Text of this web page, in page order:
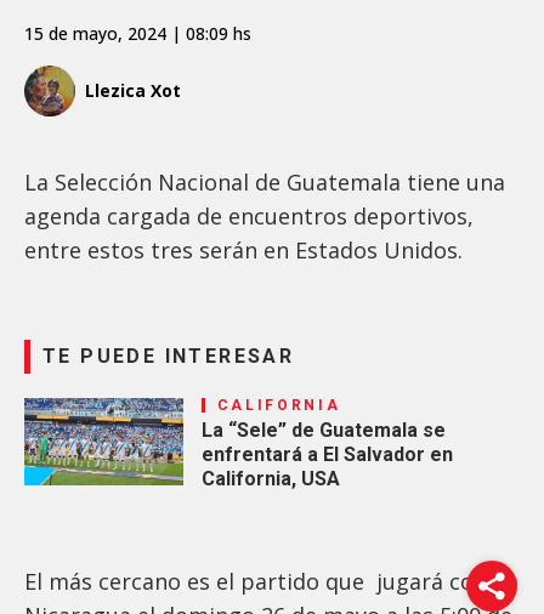
Llezica Xot
15 de mayo, 2024 | 08:09 hs
La Selección Nacional de Guatemala tiene una
agenda cargada de encuentros deportivos,
entre estos tres serán en Estados Unidos.
TE PUEDE INTERESAR
CALIFORNIA
La “Sele” de Guatemala se
enfrentará a El Salvador en
California, USA
El más cercano es el partido que jugará contra